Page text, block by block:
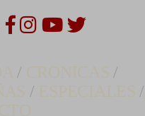
/
/
/
/